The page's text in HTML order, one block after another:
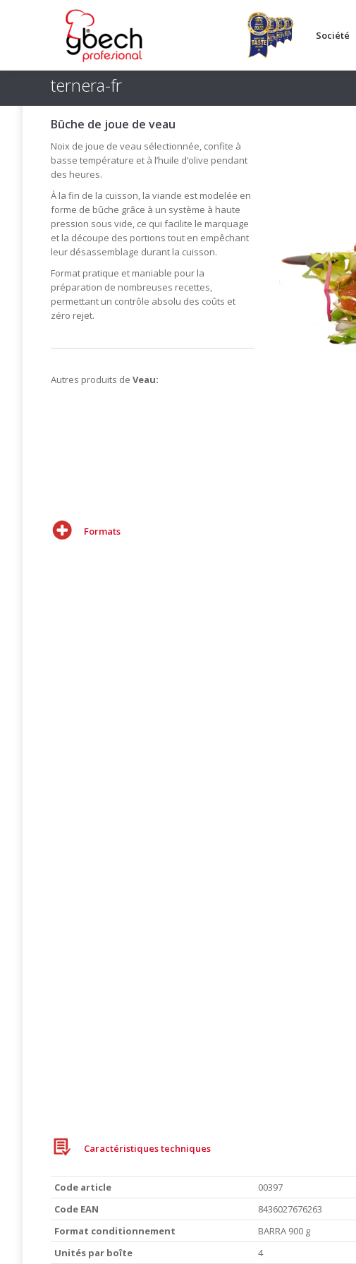
Société
ternera-fr
Bûche de joue de veau
Noix de joue de veau sélectionnée, confite à
basse température et à l’huile d’olive pendant
des heures.
À la fin de la cuisson, la viande est modelée en
forme de bûche grâce à un système à haute
pression sous vide, ce qui facilite le marquage
et la découpe des portions tout en empêchant
leur désassemblage durant la cuisson.
Format pratique et maniable pour la
préparation de nombreuses recettes,
permettant un contrôle absolu des coûts et
zéro rejet.
Autres produits de Veau:
Formats
Caractéristiques techniques
Code article
00397
Code EAN
8436027676263
Format conditionnement
BARRA 900 g
Unités par boîte
4